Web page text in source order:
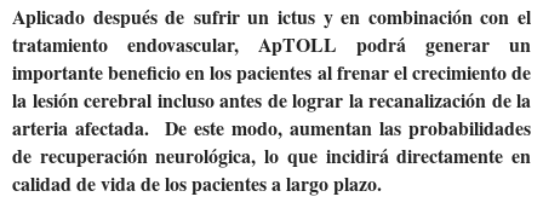
Aplicado después de sufrir un ictus y en combinación con el
tratamiento endovascular, ApTOLL podrá generar un
importante beneficio en los pacientes al frenar el crecimiento de
la lesión cerebral incluso antes de lograr la recanalización de la
arteria afectada. De este modo, aumentan las probabilidades
de recuperación neurológica, lo que incidirá directamente en
calidad de vida de los pacientes a largo plazo.